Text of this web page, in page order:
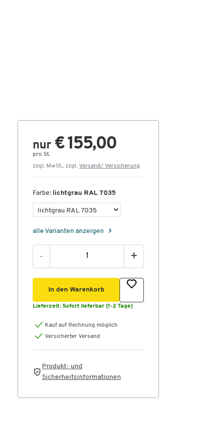
nur € 155,00
pro St.
zzgl. MwSt., zzgl. Versand/ Versicherung
Farbe: lichtgrau RAL 7035
alle Varianten anzeigen
- +
In den Warenkorb
Lieferzeit: Sofort lieferbar (1-2 Tage)
Kauf auf Rechnung möglich
Versicherter Versand
Produkt- und
Sicherheitsinformationen